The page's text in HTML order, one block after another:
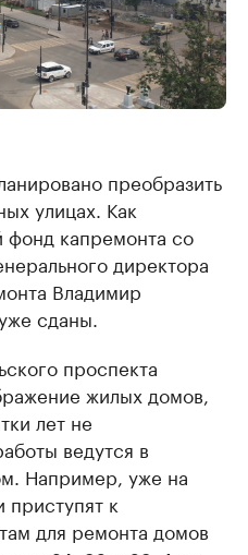
преобразить
улицах. Как
фонд капремонта со
директора
Владимир
сданы.
проспекта
жилых домов,
лет не
ведутся в
Например, уже на
приступят к
для ремонта домов